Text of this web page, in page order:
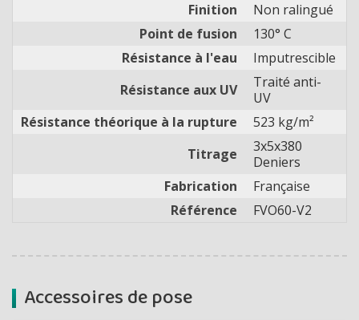
Finition
Non ralingué
Point de fusion
130° C
Résistance à l'eau
Imputrescible
Résistance aux UV
Traité anti-
UV
Résistance théorique à la rupture
523 kg/m²
Titrage
3x5x380
Deniers
Fabrication
Française
Référence
FVO60-V2
Accessoires de pose